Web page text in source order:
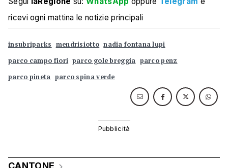
ricevi ogni mattina le notizie principali
insubriparks mendrisiotto nadia fontana lupi
parco campo fiori parco gole breggia parco penz
parco pineta parco spina verde